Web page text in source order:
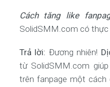
Cách tăng like
SolidSMM.com có thực
Trả lời: Đương nhiên!
từ SolidSMM.com
trên fanpage một cách